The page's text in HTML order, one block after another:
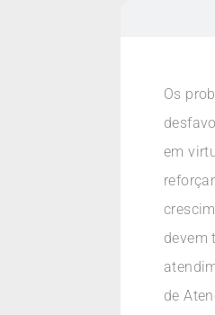
Os
em
devem
de